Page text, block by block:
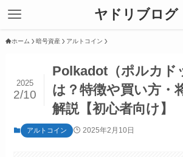
ヤドリブログ
ホーム 暗号資産 アルトコイン
Polkadot（ポルカド
は？特徴や買い方・
解説【初心者向け】
2025
2/10
アルトコイン 2025年2月10日